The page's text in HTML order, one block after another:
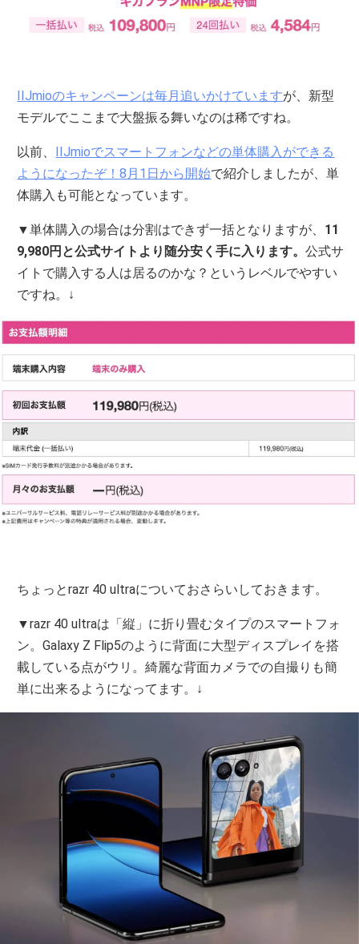
IIJmioのキャンペーンは毎月追いかけていますが、新型
モデルでここまで大盤振る舞いなのは稀ですね。
以前、
IIJmioでスマートフォンなどの単体購入ができる
ようになったぞ！8月1日から開始で紹介しましたが、単
体購入も可能となっています。
▼単体購入の場合は分割はできず一括となりますが、 11
9,980円と公式サイトより随分安く手に入ります。公式サ
イトで購入する人は居るのかな？というレベルでやすい
ですね。↓
ちょっとrazr 40 ultraについておさらいしておきます。
▼razr 40 ultraは「縦」に折り畳むタイプのスマートフォ
ン。Galaxy Z Flip5のように背面に大型ディスプレイを搭
載している点がウリ。綺麗な背面カメラでの自撮りも簡
単に出来るようになってます。↓